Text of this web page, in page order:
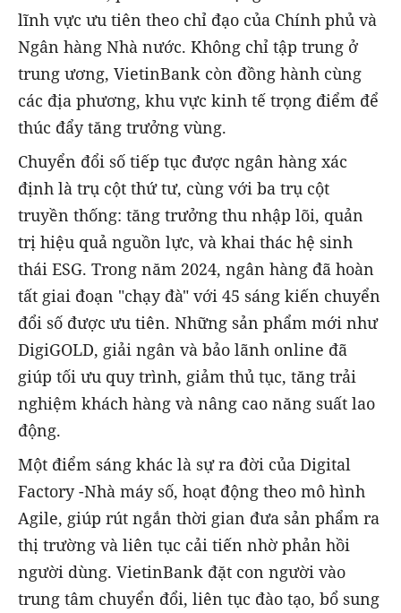
lĩnh vực ưu tiên theo chỉ đạo của Chính phủ và
Ngân hàng Nhà nước. Không chỉ tập trung ở
trung ương, VietinBank còn đồng hành cùng
các địa phương, khu vực kinh tế trọng điểm để
thúc đẩy tăng trưởng vùng.
Chuyển đổi số tiếp tục được ngân hàng xác
định là trụ cột thứ tư, cùng với ba trụ cột
truyền thống: tăng trưởng thu nhập lõi, quản
trị hiệu quả nguồn lực, và khai thác hệ sinh
thái ESG. Trong năm 2024, ngân hàng đã hoàn
tất giai đoạn "chạy đà" với 45 sáng kiến chuyển
đổi số được ưu tiên. Những sản phẩm mới như
DigiGOLD, giải ngân và bảo lãnh online đã
giúp tối ưu quy trình, giảm thủ tục, tăng trải
nghiệm khách hàng và nâng cao năng suất lao
động.
Một điểm sáng khác là sự ra đời của Digital
Factory -Nhà máy số, hoạt động theo mô hình
Agile, giúp rút ngắn thời gian đưa sản phẩm ra
thị trường và liên tục cải tiến nhờ phản hồi
người dùng. VietinBank đặt con người vào
trung tâm chuyển đổi, liên tục đào tạo, bổ sung